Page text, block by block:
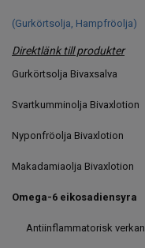
(Gurkörtsolja, Hampfröolja)
Direktlänk till produkter
Gurkörtsolja Bivaxsalva
Svartkumminolja Bivaxlotion
Nyponfröolja Bivaxlotion
Makadamiaolja Bivaxlotion
Omega-6 eikosadiensyra
Antiinflammatorisk verkan